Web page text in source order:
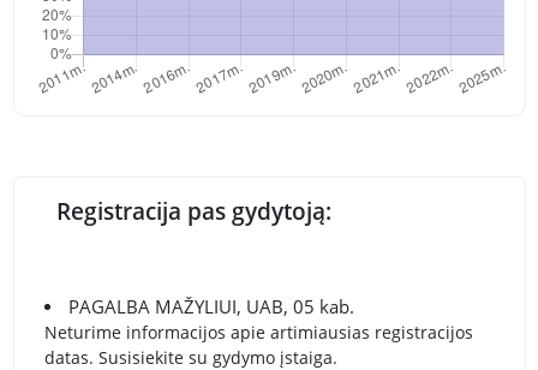
Registracija pas gydytoją:
PAGALBA MAŽYLIUI, UAB, 05 kab.
Neturime informacijos apie artimiausias registracijos
datas. Susisiekite su gydymo įstaiga.